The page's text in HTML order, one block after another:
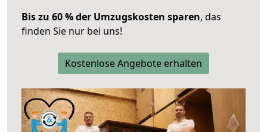
Bis zu 60 % der Umzugskosten sparen, das
finden Sie nur bei uns!
Kostenlose Angebote erhalten